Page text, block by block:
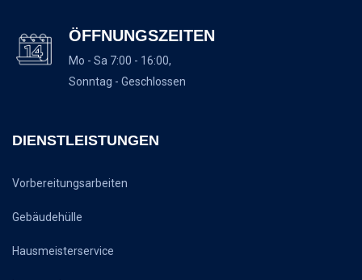
ÖFFNUNGSZEITEN
Mo - Sa 7:00 - 16:00,
Sonntag - Geschlossen
DIENSTLEISTUNGEN
Vorbereitungsarbeiten
Gebäudehülle
Hausmeisterservice